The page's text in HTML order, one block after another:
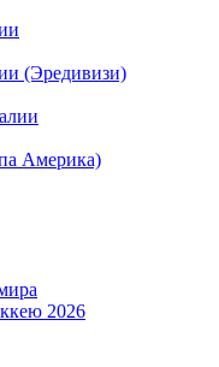
(Эредивизи)
Америка)
2026